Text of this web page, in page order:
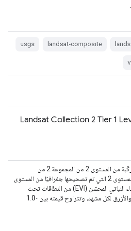
landsat-composite
usgs
Landsat Collection 2 Tier 1
تم إنشاء هذه الصور المركّبة من المستوى 2 من المجموعة 2 من
Landsat من مشاهد المستوى 2 التي تم تصحيحها جغرافيًا من المستوى
1. يتم إنشاء مؤشر الغطاء النباتي المحسّن (EVI) من النطاقات تحت
الأحمر القريب والأحمر والأزرق لكل مشهد، وتتراوح قيمته بين -1.0